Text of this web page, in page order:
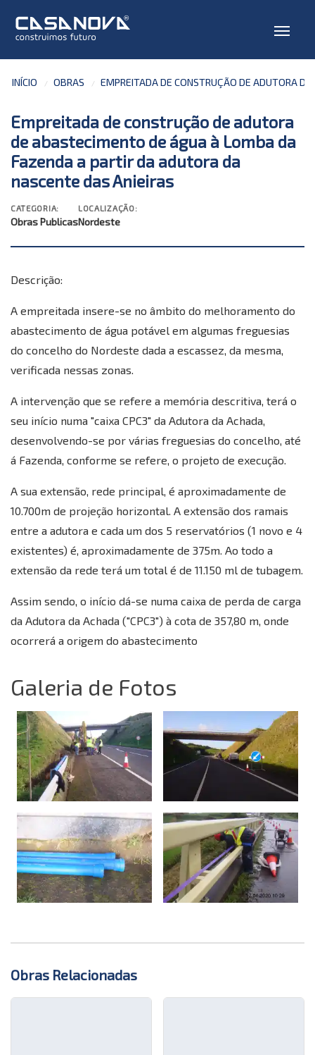
INÍCIO OBRAS EMPREITADA DE CONSTRUÇÃO DE ADUTORA
Empreitada de construção de adutora
de abastecimento de água à Lomba da
Fazenda a partir da adutora da
nascente das Anieiras
CATEGORIA:
Obras Publicas
LOCALIZAÇÃO:
Nordeste
Descrição:
A empreitada insere-se no âmbito do melhoramento do
abastecimento de água potável em algumas freguesias
do concelho do Nordeste dada a escassez, da mesma,
verificada nessas zonas.
A intervenção que se refere a memória descritiva, terá o
seu início numa "caixa CPC3" da Adutora da Achada,
desenvolvendo-se por várias freguesias do concelho, até
á Fazenda, conforme se refere, o projeto de execução.
A sua extensão, rede principal, é aproximadamente de
10.700m de projeção horizontal. A extensão dos ramais
entre a adutora e cada um dos 5 reservatórios (1 novo e 4
existentes) é, aproximadamente de 375m. Ao todo a
extensão da rede terá um total é de 11.150 ml de tubagem.
Assim sendo, o início dá-se numa caixa de perda de carga
da Adutora da Achada ("CPC3") à cota de 357,80 m, onde
ocorrerá a origem do abastecimento
Galeria de Fotos
Obras Relacionadas
Casanova AI Bot
Online
Olá! 👋 Sou o assistente virtual da AR
desenvolvimento, aprendo coisas novas